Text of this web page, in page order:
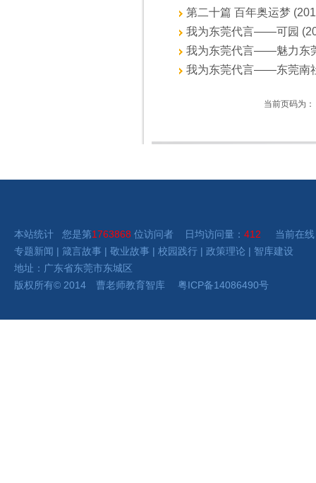
第二十篇 百年奥运梦
我为东莞代言——可园
我为东莞代言——魅力东
我为东莞代言——东莞南
当前页码为：
本站统计 您是第1763868 位访问者 日均访问量： 412 当前在线
专题新闻 | 箴言故事 | 敬业故事 | 校园践行 | 政策理论 | 智库建设
地址：广东省东莞市东城区
版权所有© 2014 曹老师教育智库 粤ICP备14086490号